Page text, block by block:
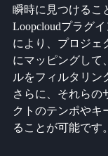
瞬時に見つけるこ
Loopcloudプラグ
により、プロジェ
にマッピングして
ルをフィルタリン
さらに、それらの
クトのテンポやキ
ることが可能です。